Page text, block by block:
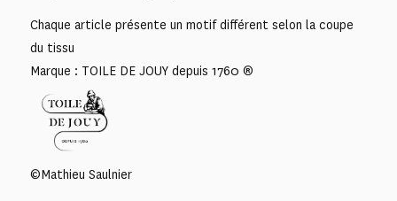
Chaque article présente un motif différent selon la coupe
du tissu
Marque : TOILE DE JOUY depuis 1760 ®
©Mathieu Saulnier